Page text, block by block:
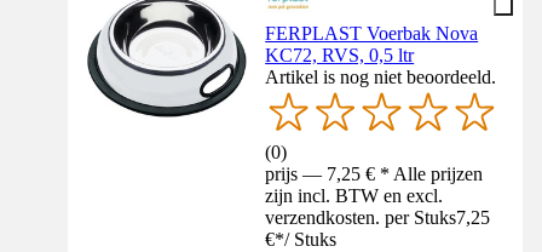
FERPLAST Voerbak Nova
KC72, RVS, 0,5 ltr
Artikel is nog niet beoordeeld.
(0)
prijs — 7,25 € * Alle prijzen
zijn incl. BTW en excl.
verzendkosten. per Stuks7,25
€*/ Stuks